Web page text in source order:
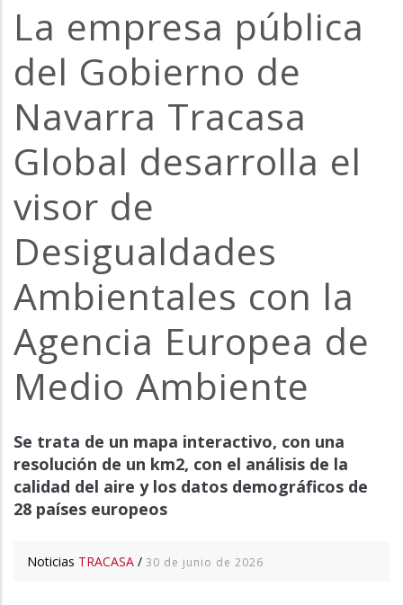
de
ayuda
la
navegación
La empresa pública
del Gobierno de
Navarra Tracasa
Global desarrolla el
visor de
Desigualdades
Ambientales con la
Agencia Europea de
Medio Ambiente
Se trata de un mapa interactivo, con una
resolución de un km2, con el análisis de la
calidad del aire y los datos demográficos de
28 países europeos
Noticias TRACASA / 30 de junio de 2026